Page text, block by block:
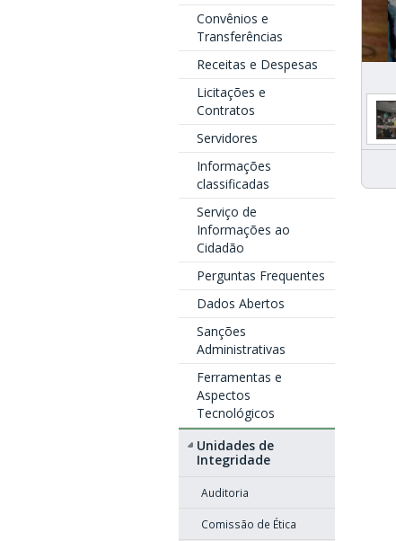
Convênios e
Transferências
Receitas e Despesas
Licitações e
Contratos
Servidores
Informações
classificadas
Serviço de
Informações ao
Cidadão
Perguntas Frequentes
Dados Abertos
Sanções
Administrativas
Ferramentas e
Aspectos
Tecnológicos
Unidades de
Integridade
Auditoria
Comissão de Ética